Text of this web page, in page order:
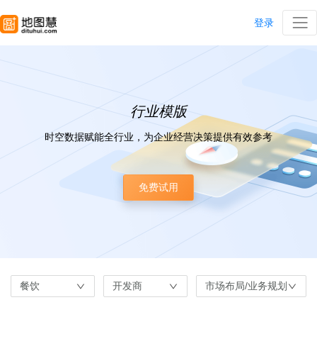
登录
行业模版
时空数据赋能全行业，为企业经营决策提供有效参考
免费试用
餐饮 开发商 市场布局/业务规划